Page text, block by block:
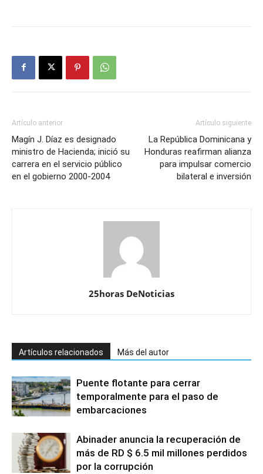
Artículo anterior
Magín J. Díaz es designado
ministro de Hacienda; inició su
carrera en el servicio público
en el gobierno 2000-2004
Artículo siguiente
La República Dominicana y
Honduras reafirman alianza
para impulsar comercio
bilateral e inversión
25horas DeNoticias
Artículos relacionados Más del autor
Puente flotante para cerrar
temporalmente para el paso de
embarcaciones
Abinader anuncia la recuperación de
más de RD $ 6.5 mil millones perdidos
por la corrupción